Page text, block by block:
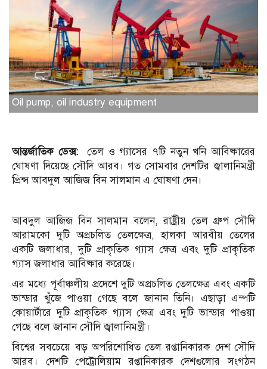
Oil pump, oil industry equipment
আন্তর্জাতিক ডেক্স:
তেল ও গ্যাসের ৭টি নতুন খনি আবিষ্কারের
ঘোষণা দিয়েছে সৌদি আরব। গত সোমবার দেশটির জ্বালানিমন্ত্রী
প্রিন্স আবদুল আজিজ বিন সালমান এ ঘোষণা দেন।
আবদুল আজিজ বিন সালমান বলেন, রাষ্ট্রীয় তেল গ্রুপ সৌদি
আরামকো দুটি অপ্রচলিত তেলক্ষেত্র, হালকা আরবীয় তেলের
একটি জলাধার, দুটি প্রাকৃতিক গ্যাস ক্ষেত্র এবং দুটি প্রাকৃতিক
গ্যাস জলাধার আবিষ্কার করেছে।
এর মধ্যে পূর্বাঞ্চলীয় প্রদেশে দুটি অপ্রচলিত তেলক্ষেত্র এবং একটি
ভান্ডার খুঁজে পাওয়া গেছে বলে জানান তিনি। এছাড়া এম্পটি
কোয়ার্টারে দুটি প্রাকৃতিক গ্যাস ক্ষেত্র এবং দুটি ভান্ডার পাওয়া
গেছে বলে জানান সৌদি জ্বালানিমন্ত্রী।
বিশ্বের সবচেয়ে বড় অপরিশোধিত তেল রপ্তানিকারক দেশ সৌদি
আরব। দেশটি পেট্রোলিয়াম রপ্তানিকারক দেশগুলোর সংগঠন